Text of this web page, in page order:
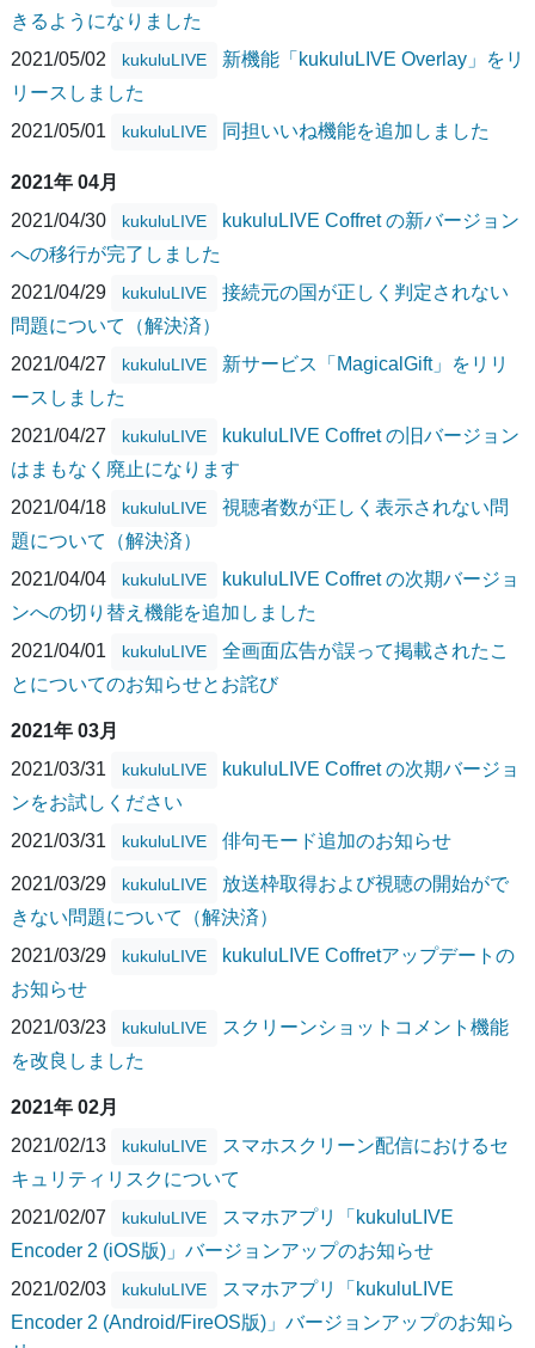
きるようになりました
2021/05/02
kukuluLIVE
新機能「kukuluLIVE Overlay」をリ
リースしました
2021/05/01
kukuluLIVE 同担いいね機能を追加しました
2021年 04月
2021/04/30
kukuluLIVE
kukuluLIVE Coffret の新バージョン
への移行が完了しました
2021/04/29
kukuluLIVE
接続元の国が正しく判定されない
問題について（解決済）
2021/04/27
kukuluLIVE
新サービス「MagicalGift」をリリ
ースしました
2021/04/27
kukuluLIVE
kukuluLIVE Coffret の旧バージョン
はまもなく廃止になります
2021/04/18
kukuluLIVE
視聴者数が正しく表示されない問
題について（解決済）
2021/04/04
kukuluLIVE
kukuluLIVE Coffret の次期バージョ
ンへの切り替え機能を追加しました
2021/04/01
kukuluLIVE
全画面広告が誤って掲載されたこ
とについてのお知らせとお詫び
2021年 03月
2021/03/31
kukuluLIVE
kukuluLIVE Coffret の次期バージョ
ンをお試しください
2021/03/31
kukuluLIVE 俳句モード追加のお知らせ
2021/03/29 kukuluLIVE
放送枠取得および視聴の開始がで
きない問題について（解決済）
2021/03/29
kukuluLIVE
kukuluLIVE Coffretアップデートの
お知らせ
2021/03/23
kukuluLIVE
スクリーンショットコメント機能
を改良しました
2021年 02月
2021/02/13
kukuluLIVE
スマホスクリーン配信におけるセ
キュリティリスクについて
2021/02/07
kukuluLIVE
スマホアプリ「kukuluLIVE
Encoder 2 (iOS版)」バージョンアップのお知らせ
2021/02/03
kukuluLIVE
スマホアプリ「kukuluLIVE
Encoder 2 (Android/FireOS版)」バージョンアップのお知ら